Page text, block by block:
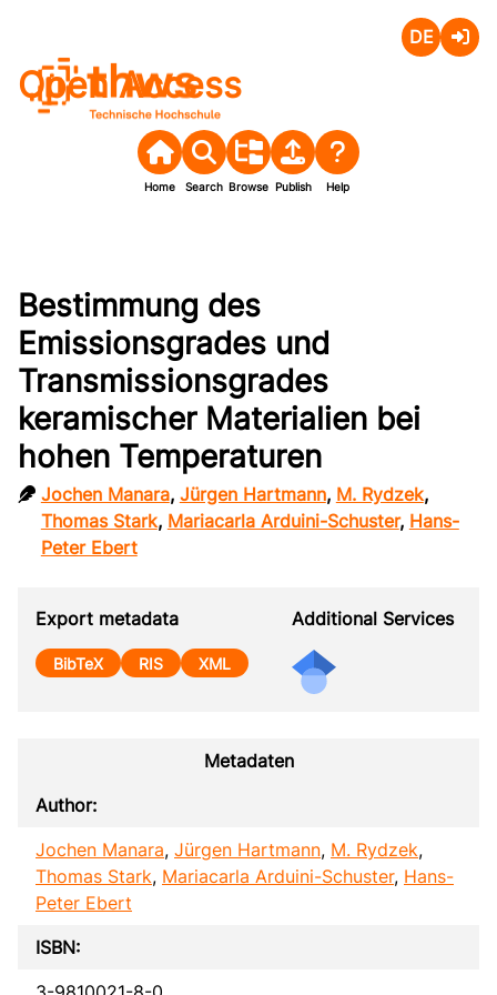
Open Access
Home Search Browse Publish Help
Bestimmung des
Emissionsgrades und
Transmissionsgrades
keramischer Materialien bei
hohen Temperaturen
Jochen Manara, Jürgen Hartmann, M. Rydzek,
Thomas Stark, Mariacarla Arduini-Schuster, Hans-
Peter Ebert
Export metadata
BibTeX RIS XML
Additional Services
Metadaten
Author:
Jochen Manara, Jürgen Hartmann, M. Rydzek,
Thomas Stark, Mariacarla Arduini-Schuster, Hans-
Peter Ebert
ISBN: